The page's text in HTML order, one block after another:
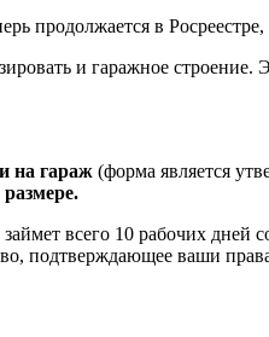
продолжается в
и гаражное
на гараж (форма является
всего 10 рабочих дней
подтверждающее ваши